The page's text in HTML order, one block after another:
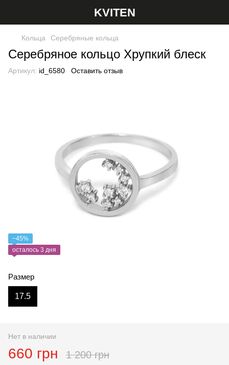
KVITEN
Кольца Серебряные кольца
Серебряное кольцо Хрупкий блеск
Артикул: id_6580 Оставить отзыв
−45%
осталось 3 дня
Размер
17.5
Нет в наличии
660 грн 1 200 грн